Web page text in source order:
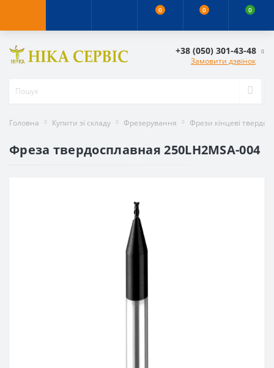
0 0 0
+38 (050) 301-43-48
Замовити дзвінок
Головна Купити зі складу Фрезерування Фрези кінцеві
Фреза твердосплавная 250LH2MSA-004